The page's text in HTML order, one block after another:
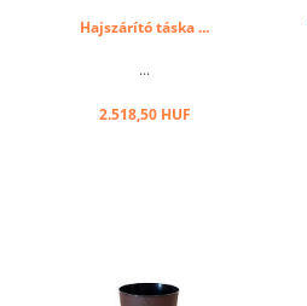
Hajszárító táska ...
...
2.518,50 HUF